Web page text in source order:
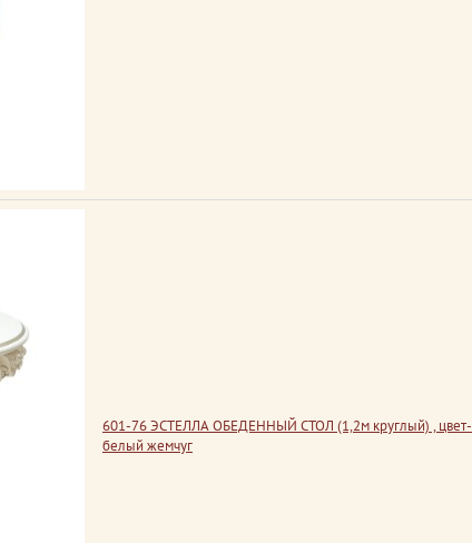
601-76 ЭСТЕЛЛА ОБЕДЕННЫЙ СТОЛ (1,2м круглый) , цвет-
белый жемчуг